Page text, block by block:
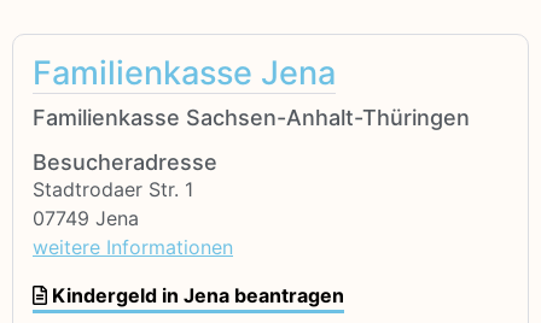
Familienkasse Jena
Familienkasse Sachsen-Anhalt-Thüringen
Besucheradresse
Stadtrodaer Str. 1
07749 Jena
weitere Informationen
Kindergeld in Jena beantragen